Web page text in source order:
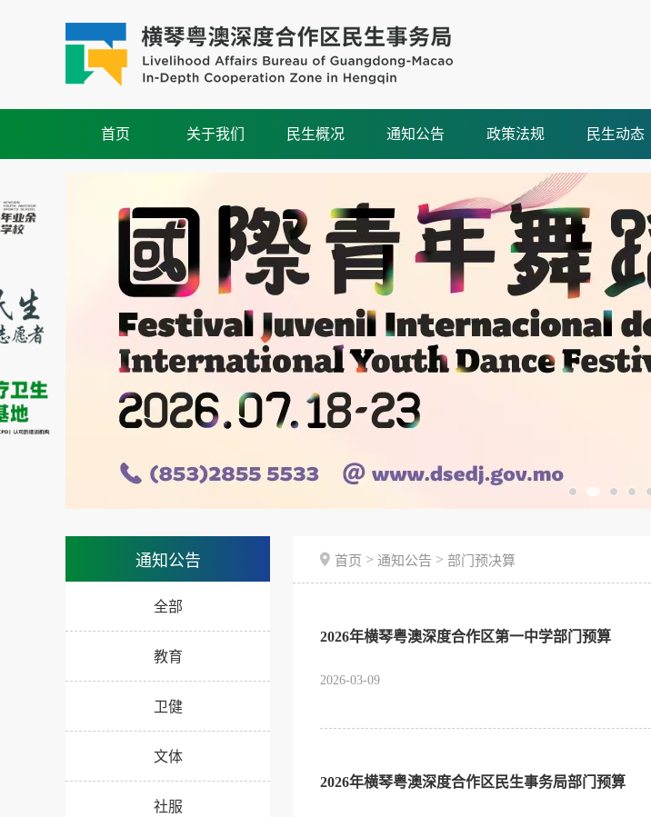
首页 关于我们 民生概况 通知公告 政策法规 民生动态
通知公告
全部
教育
卫健
文体
社服
首页 > 通知公告 > 部门预决算
2026年横琴粤澳深度合作区第一中学部门预算
2026-03-09
2026年横琴粤澳深度合作区民生事务局部门预算